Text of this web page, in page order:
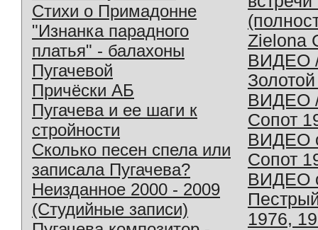
Стихи о Примадонне
"Изнанка парадного
платья" - балахоны
Пугачевой
Причёски АБ
Пугачева и ее шаги к
стройности
Сколько песен спела или
записала Пугачева?
Неизданное 2000 - 2009
(Студийные записи)
Zielona
ВИДЕО
ВИДЕО
Сопот
ВИДЕО
Сопот
ВИДЕО
1976,